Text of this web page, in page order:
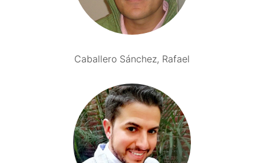
Caballero Sánchez, Rafael